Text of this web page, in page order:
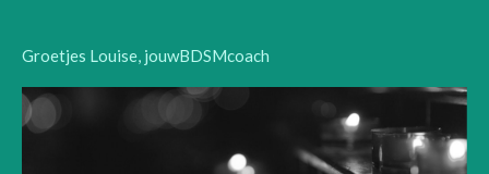
Groetjes Louise, jouwBDSMcoach